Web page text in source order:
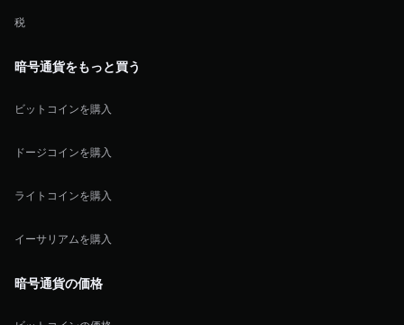
税
暗号通貨をもっと買う
ビットコインを購入
ドージコインを購入
ライトコインを購入
イーサリアムを購入
暗号通貨の価格